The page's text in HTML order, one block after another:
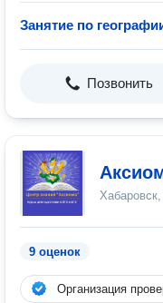
Занятие по
Позвонить
9 оценок
Организация